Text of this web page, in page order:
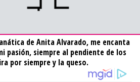
de Anita Alvarado, me encanta
pasión, siempre al pendiente de los
por siempre y la queso.